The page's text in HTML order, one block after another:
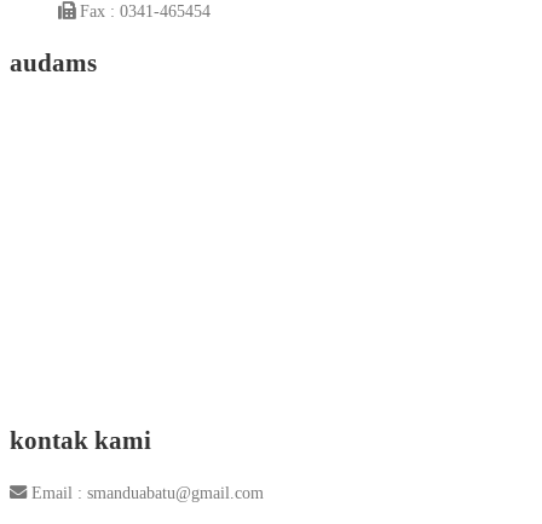
Fax : 0341-465454
audams
kontak kami
Email : smanduabatu@gmail.com